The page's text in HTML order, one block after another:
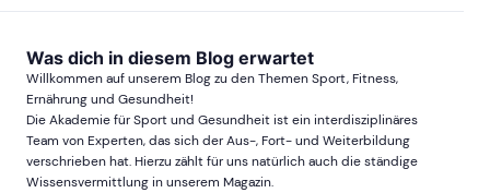
Was dich in diesem Blog erwartet
Willkommen auf unserem Blog zu den Themen Sport, Fitness,
Ernährung und Gesundheit!
Die Akademie für Sport und Gesundheit ist ein interdisziplinäres
Team von Experten, das sich der Aus-, Fort- und Weiterbildung
verschrieben hat. Hierzu zählt für uns natürlich auch die ständige
Wissensvermittlung in unserem Magazin.